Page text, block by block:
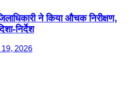
ने किया औचक निरीक्षण,
निर्देश
2026